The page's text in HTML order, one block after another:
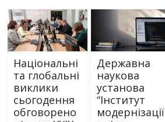
Національні
та глобальні
виклики
сьогодення
обговорено
Державна
наукова
установа
“Інститут
модернізації